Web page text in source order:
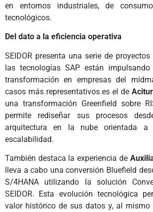
en entornos industriales, de
tecnológicos.
Del dato a la eficiencia operativa
SEIDOR presenta una serie de
las tecnologías SAP están
transformación en empresas del
casos más representativos es el de
una transformación Greenfield sobre
permite rediseñar sus procesos
arquitectura en la nube orientada
escalabilidad.
También destaca la experiencia de
lleva a cabo una conversión Bluefield
S/4HANA utilizando la solución
SEIDOR. Esta evolución tecnológica
valor histórico de sus datos y, al mismo